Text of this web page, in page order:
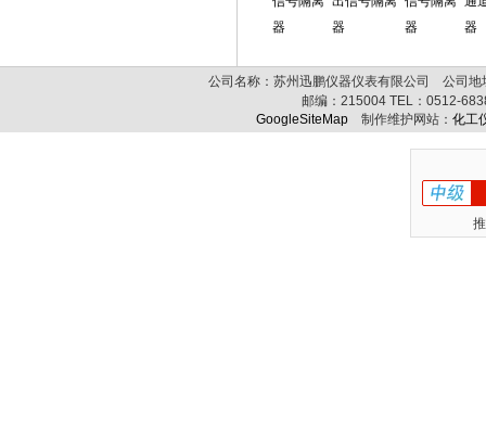
器
器
器
器
公司名称：苏州迅鹏仪器仪表有限公司 公司
邮编： 215004 TEL： 0512-
GoogleSiteMap 制作维护网站： 化工